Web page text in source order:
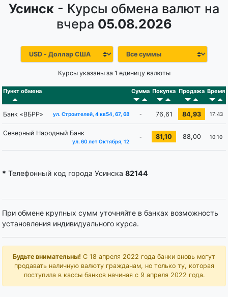
Усинск - Курсы обмена валют на
вчера 05.08.2026
Курсы указаны за 1 единицу валюты
Пункт обмена Сумма Покупка Продажа Время
Банк «ВБРР» ул. Строителей, 4 кв54, 67, 68 - 76,61 84,93 17:43
Северный Народный Банк
ул. 60 лет Октября, 12
- 81,10 88,00 10:10
* Телефонный код города Усинска 82144
При обмене крупных сумм уточняйте в банках возможность
установления индивидуального курса.
Будьте внимательны! С 18 апреля 2022 года банки вновь могут
продавать наличную валюту гражданам, но только ту, которая
поступила в кассы банков начиная с 9 апреля 2022 года.